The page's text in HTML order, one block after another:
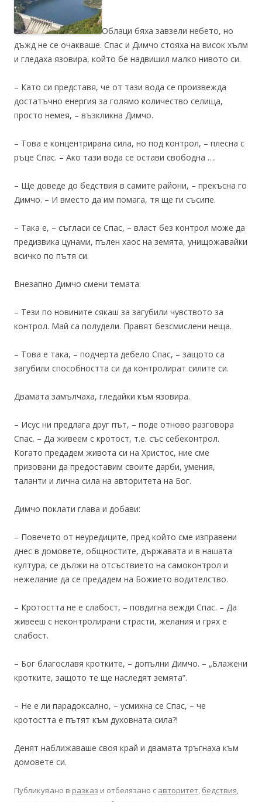
Облаци бяха завзели небето, но
дъжд не се очакваше. Спас и Димчо стояха на висок хълм
и гледаха язовира, който бе надвишил малко нивото си.
– Като си представя, че от тази вода се произвежда
достатъчно енергия за голямо количество селища,
просто немея, – възкликна Димчо.
– Това е концентрирана сила, но под контрол, – плесна с
ръце Спас. – Ако тази вода се остави свободна ….
– Ще доведе до бедствия в самите райони, – прекъсна го
Димчо. – И вместо да им помага, тя ще ги съсипе.
– Така е, – съгласи се Спас, – власт без контрол може да
предизвика цунами, пълен хаос на земята, унищожавайки
всичко по пътя си.
Внезапно Димчо смени темата:
– Тези по новините сякаш за загубили чувството за
контрол. Май са полудели. Правят безсмислени неща.
– Това е така, – подчерта дебело Спас, – защото са
загубили способността си да контролират силите си.
Двамата замълчаха, гледайки към язовира.
– Исус ни предлага друг път, – поде отново разговора
Спас. – Да живеем с кротост, т.е. със себеконтрол.
Когато предадем живота си на Христос, ние сме
призовани да предоставим своите дарби, умения,
таланти и лична сила на авторитета на Бог.
Димчо поклати глава и добави:
– Повечето от неуредиците, пред който сме изправени
днес в домовете, общностите, държавата и в нашата
култура, се дължи на отсъствието на самоконтрол и
нежелание да се предадем на Божието водителство.
– Кротостта не е слабост, – повдигна вежди Спас. – Да
живееш с неконтролирани страсти, желания и грях е
слабост.
– Бог благославя кротките, – допълни Димчо. – „Блажени
кротките, защото те ще наследят земята”.
– Не е ли парадоксално, – усмихна се Спас, – че
кротостта е пътят към духовната сила?!
Денят наближаваше своя край и двамата тръгнаха към
домовете си.
Публикувано в разказ и отбелязано с авторитет, бедствия,